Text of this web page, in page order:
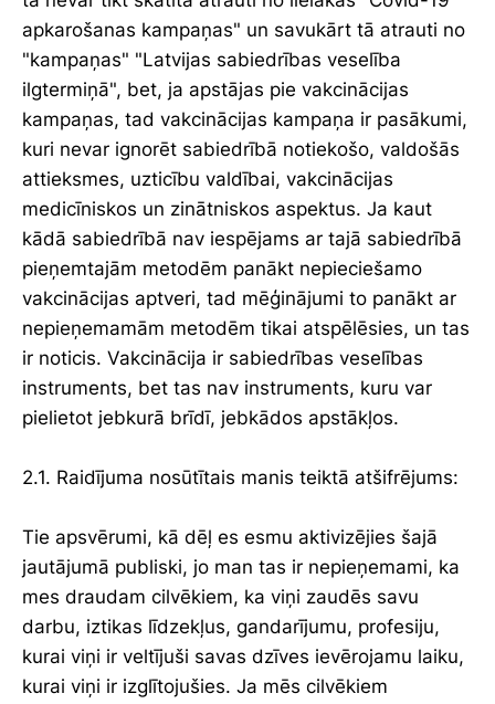
apkarošanas kampaņas" un savukārt tā atrauti no
"kampaņas" "Latvijas sabiedrības veselība
ilgtermiņā", bet, ja apstājas pie vakcinācijas
kampaņas, tad vakcinācijas kampaņa ir pasākumi,
kuri nevar ignorēt sabiedrībā notiekošo, valdošās
attieksmes, uzticību valdībai, vakcinācijas
medicīniskos un zinātniskos aspektus. Ja kaut
kādā sabiedrībā nav iespējams ar tajā sabiedrībā
pieņemtajām metodēm panākt nepieciešamo
vakcinācijas aptveri, tad mēģinājumi to panākt ar
nepieņemamām metodēm tikai atspēlēsies, un tas
ir noticis. Vakcinācija ir sabiedrības veselības
instruments, bet tas nav instruments, kuru var
pielietot jebkurā brīdī, jebkādos apstākļos.
2.1. Raidījuma nosūtītais manis teiktā atšifrējums:
Tie apsvērumi, kā dēļ es esmu aktivizējies šajā
jautājumā publiski, jo man tas ir nepieņemami, ka
mes draudam cilvēkiem, ka viņi zaudēs savu
darbu, iztikas līdzekļus, gandarījumu, profesiju,
kurai viņi ir veltījuši savas dzīves ievērojamu laiku,
kurai viņi ir izglītojušies. Ja mēs cilvēkiem